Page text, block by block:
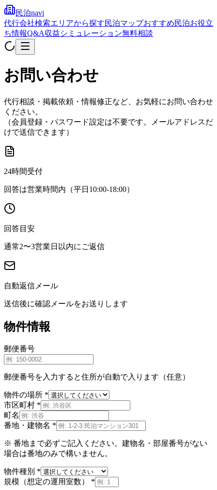
民泊navi
代行会社検索エリアから探す民泊マップおすすめ民泊お役立
ち情報Q&A収益シミュレーション無料相談
お問い合わせ
代行相談・掲載依頼・情報修正など、お気軽にお問い合わせ
ください。
（会員登録・パスワード設定は不要です。メールアドレスだ
けで送信できます）
24時間受付
回答は営業時間内（平日10:00-18:00）
回答目安
通常2〜3営業日以内にご返信
自動返信メール
送信後に確認メールをお送りします
物件情報
郵便番号
郵便番号を入力すると住所が自動で入ります（任意）
物件の場所 *
市区町村 *
町名
番地・建物名 *
※ 番地まで必ずご記入ください。建物名・部屋番号がない
場合は番地のみで構いません。
物件種別 *
規模（想定の運用室数） *